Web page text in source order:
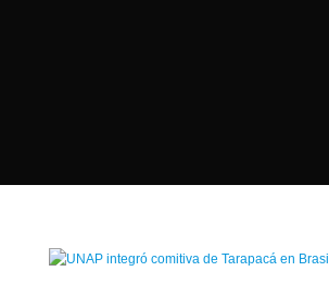
ESTADO DE CHILE